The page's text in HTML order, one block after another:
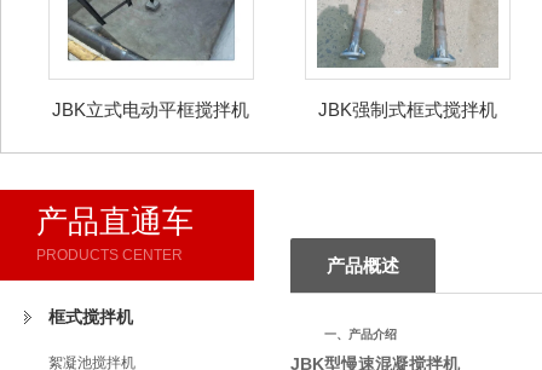
JBK立式电动平框搅拌机 JBK强制式框式搅拌机
产品直通车
PRODUCTS CENTER
框式搅拌机
絮凝池搅拌机
产品概述
一、产品介绍
JBK型慢速混凝搅拌机